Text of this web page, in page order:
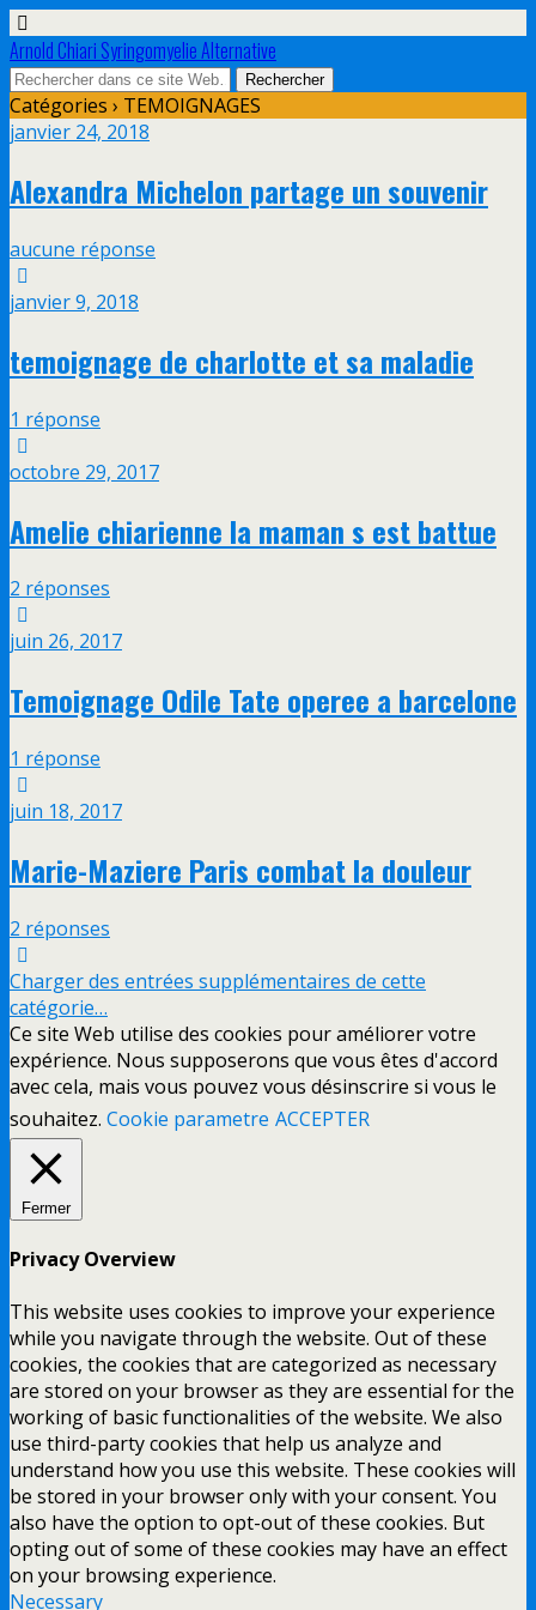
Arnold Chiari Syringomyelie Alternative
Catégories › TEMOIGNAGES
janvier 24, 2018
Alexandra Michelon partage un souvenir
aucune réponse
janvier 9, 2018
temoignage de charlotte et sa maladie
1 réponse
octobre 29, 2017
Amelie chiarienne la maman s est battue
2 réponses
juin 26, 2017
Temoignage Odile Tate operee a barcelone
1 réponse
juin 18, 2017
Marie-Maziere Paris combat la douleur
2 réponses
Charger des entrées supplémentaires de cette
catégorie…
Ce site Web utilise des cookies pour améliorer votre
expérience. Nous supposerons que vous êtes d'accord
avec cela, mais vous pouvez vous désinscrire si vous le
souhaitez. Cookie parametre ACCEPTER
Fermer
Privacy Overview
This website uses cookies to improve your experience
while you navigate through the website. Out of these
cookies, the cookies that are categorized as necessary
are stored on your browser as they are essential for the
working of basic functionalities of the website. We also
use third-party cookies that help us analyze and
understand how you use this website. These cookies will
be stored in your browser only with your consent. You
also have the option to opt-out of these cookies. But
opting out of some of these cookies may have an effect
on your browsing experience.
Necessary